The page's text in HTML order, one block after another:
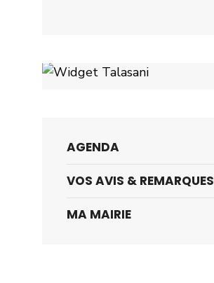
AGENDA
VOS AVIS & REMARQUES
MA MAIRIE